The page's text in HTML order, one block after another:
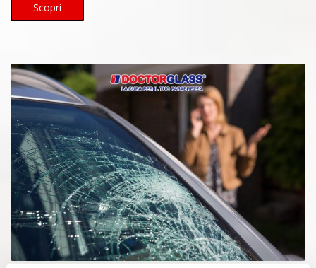
Scopri